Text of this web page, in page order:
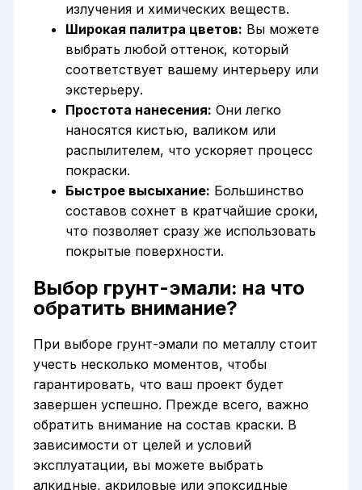
излучения и химических веществ.
Широкая палитра цветов: Вы можете
выбрать любой оттенок, который
соответствует вашему интерьеру или
экстерьеру.
Простота нанесения: Они легко
наносятся кистью, валиком или
распылителем, что ускоряет процесс
покраски.
Быстрое высыхание: Большинство
составов сохнет в кратчайшие сроки,
что позволяет сразу же использовать
покрытые поверхности.
Выбор грунт-эмали: на что
обратить внимание?
При выборе грунт-эмали по металлу стоит
учесть несколько моментов, чтобы
гарантировать, что ваш проект будет
завершен успешно. Прежде всего, важно
обратить внимание на состав краски. В
зависимости от целей и условий
эксплуатации, вы можете выбрать
алкидные, акриловые или эпоксидные